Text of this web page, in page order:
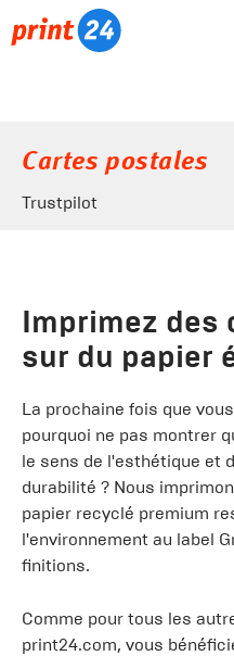
Cartes postales
Trustpilot
Imprimez des
sur du papier
La prochaine fois que
pourquoi ne pas montrer
le sens de l'esthétique et
durabilité ? Nous
papier recyclé premium
l'environnement au label
finitions.
Comme pour tous les
print24.com, vous